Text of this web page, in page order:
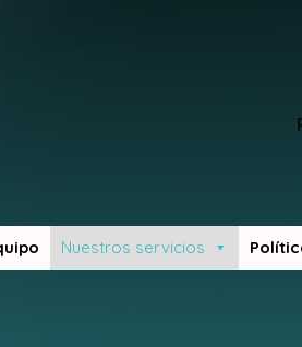
Nuestros servicios